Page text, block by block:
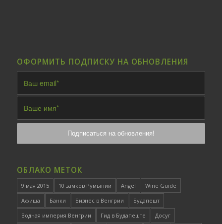
ОФОРМИТЬ ПОДПИСКУ НА ОБНОВЛЕНИЯ
ОБЛАКО МЕТОК
9 мая 2015 10 замков Румынии Angel
Wine Guide
Афиша
Банки Бизнес в Венгрии
Будапешт
Водная империя Венгрии
Гид в Будапеште
Досуг